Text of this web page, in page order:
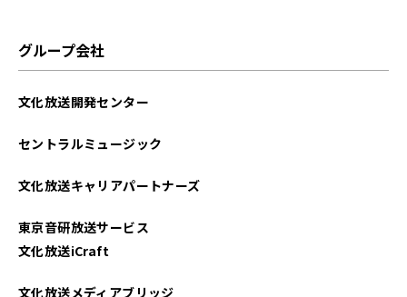
グループ会社
文化放送開発センター
セントラルミュージック
文化放送キャリアパートナーズ
東京音研放送サービス
文化放送iCraft
文化放送メディアブリッジ